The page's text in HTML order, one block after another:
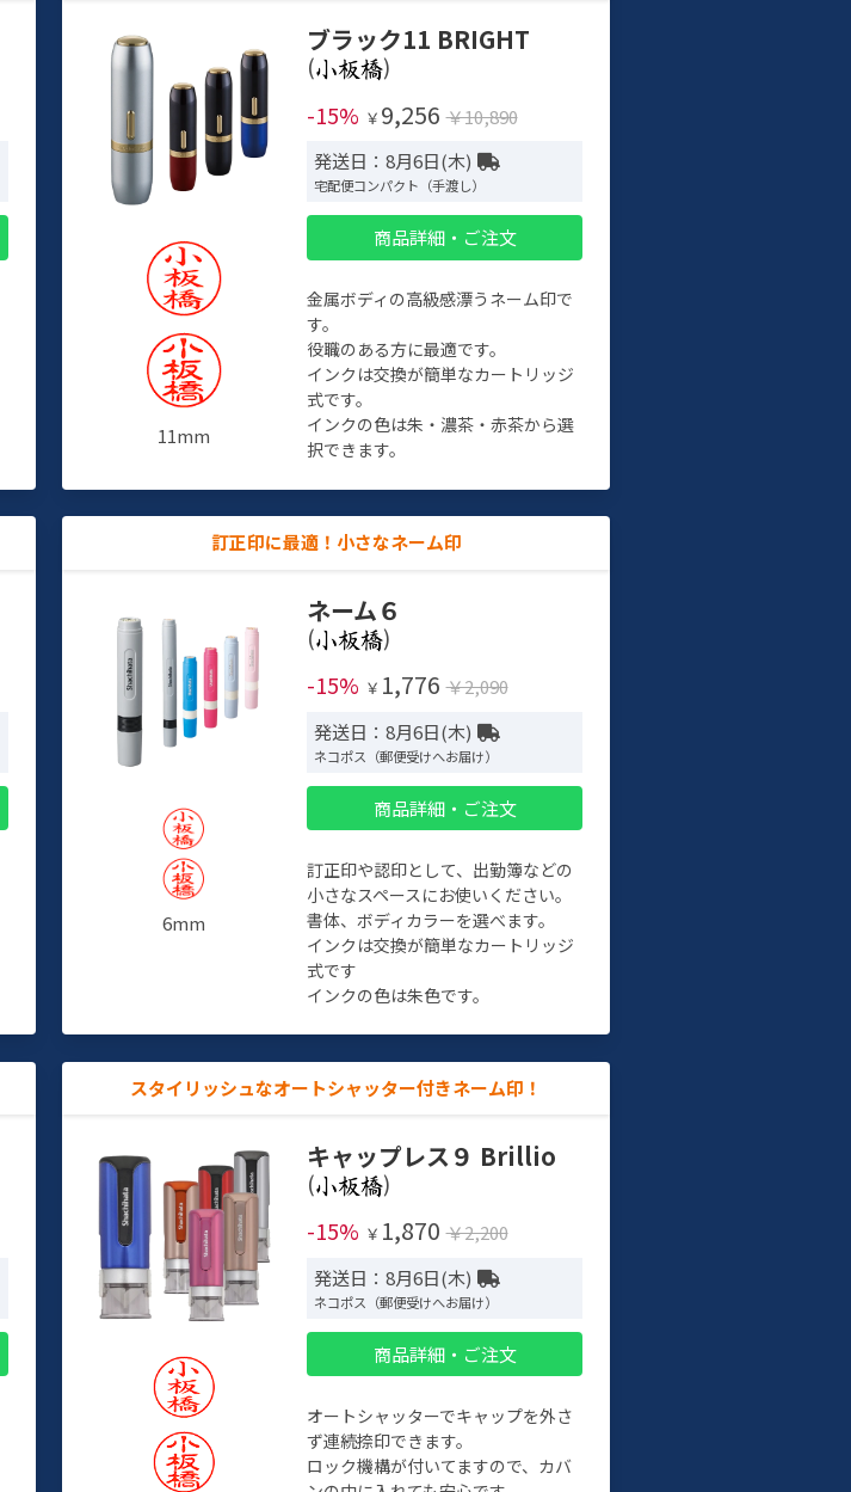
11mm
ブラック11 BRIGHT
(
)
-15% ￥ 9,256 ￥10,890
発送日：8月6日(木)
宅配便コンパクト（手渡し）
商品詳細・ご注文
金属ボディの高級感漂うネーム印で
す。
役職のある方に最適です。
インクは交換が簡単なカートリッジ
式です。
インクの色は朱・濃茶・赤茶から選
択できます。
訂正印に最適！小さなネーム印
6mm
ネーム６
(
)
-15% ￥ 1,776 ￥2,090
発送日：8月6日(木)
ネコポス（郵便受けへお届け）
商品詳細・ご注文
訂正印や認印として、出勤簿などの
小さなスペースにお使いください。
書体、ボディカラーを選べます。
インクは交換が簡単なカートリッジ
式です
インクの色は朱色です。
スタイリッシュなオートシャッター付きネーム印！
キャップレス９ Brillio
(
)
-15% ￥ 1,870 ￥2,200
発送日：8月6日(木)
ネコポス（郵便受けへお届け）
商品詳細・ご注文
オートシャッターでキャップを外さ
ず連続捺印できます。
ロック機構が付いてますので、カバ